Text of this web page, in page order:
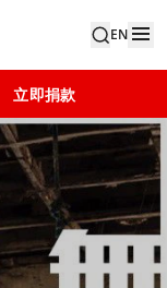
EN
立即捐款